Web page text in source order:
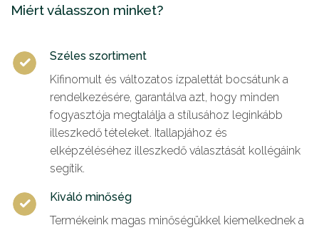
Miért válasszon minket?
Széles szortiment
Kifinomult és változatos ízpalettát bocsátunk a
rendelkezésére, garantálva azt, hogy minden
fogyasztója megtalálja a stílusához leginkább
illeszkedő tételeket. Itallapjához és
elképzéléséhez illeszkedő választását kollégáink
segítik.
Kiváló minőség
Termékeink magas minőségükkel kiemelkednek a